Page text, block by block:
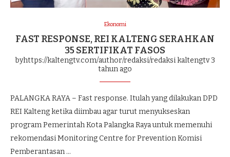
Ekonomi
FAST RESPONSE, REI KALTENG SERAHKAN
35 SERTIFIKAT FASOS
byhttps://kaltengtv.com/author/redaksi/redaksi kaltengtv3
tahun ago
PALANGKA RAYA – Fast response. Itulah yang dilakukan DPD
REI Kalteng ketika diimbau agar turut menyukseskan
program Pemerintah Kota Palangka Raya untuk memenuhi
rekomendasi Monitoring Centre for Prevention Komisi
Pemberantasan …